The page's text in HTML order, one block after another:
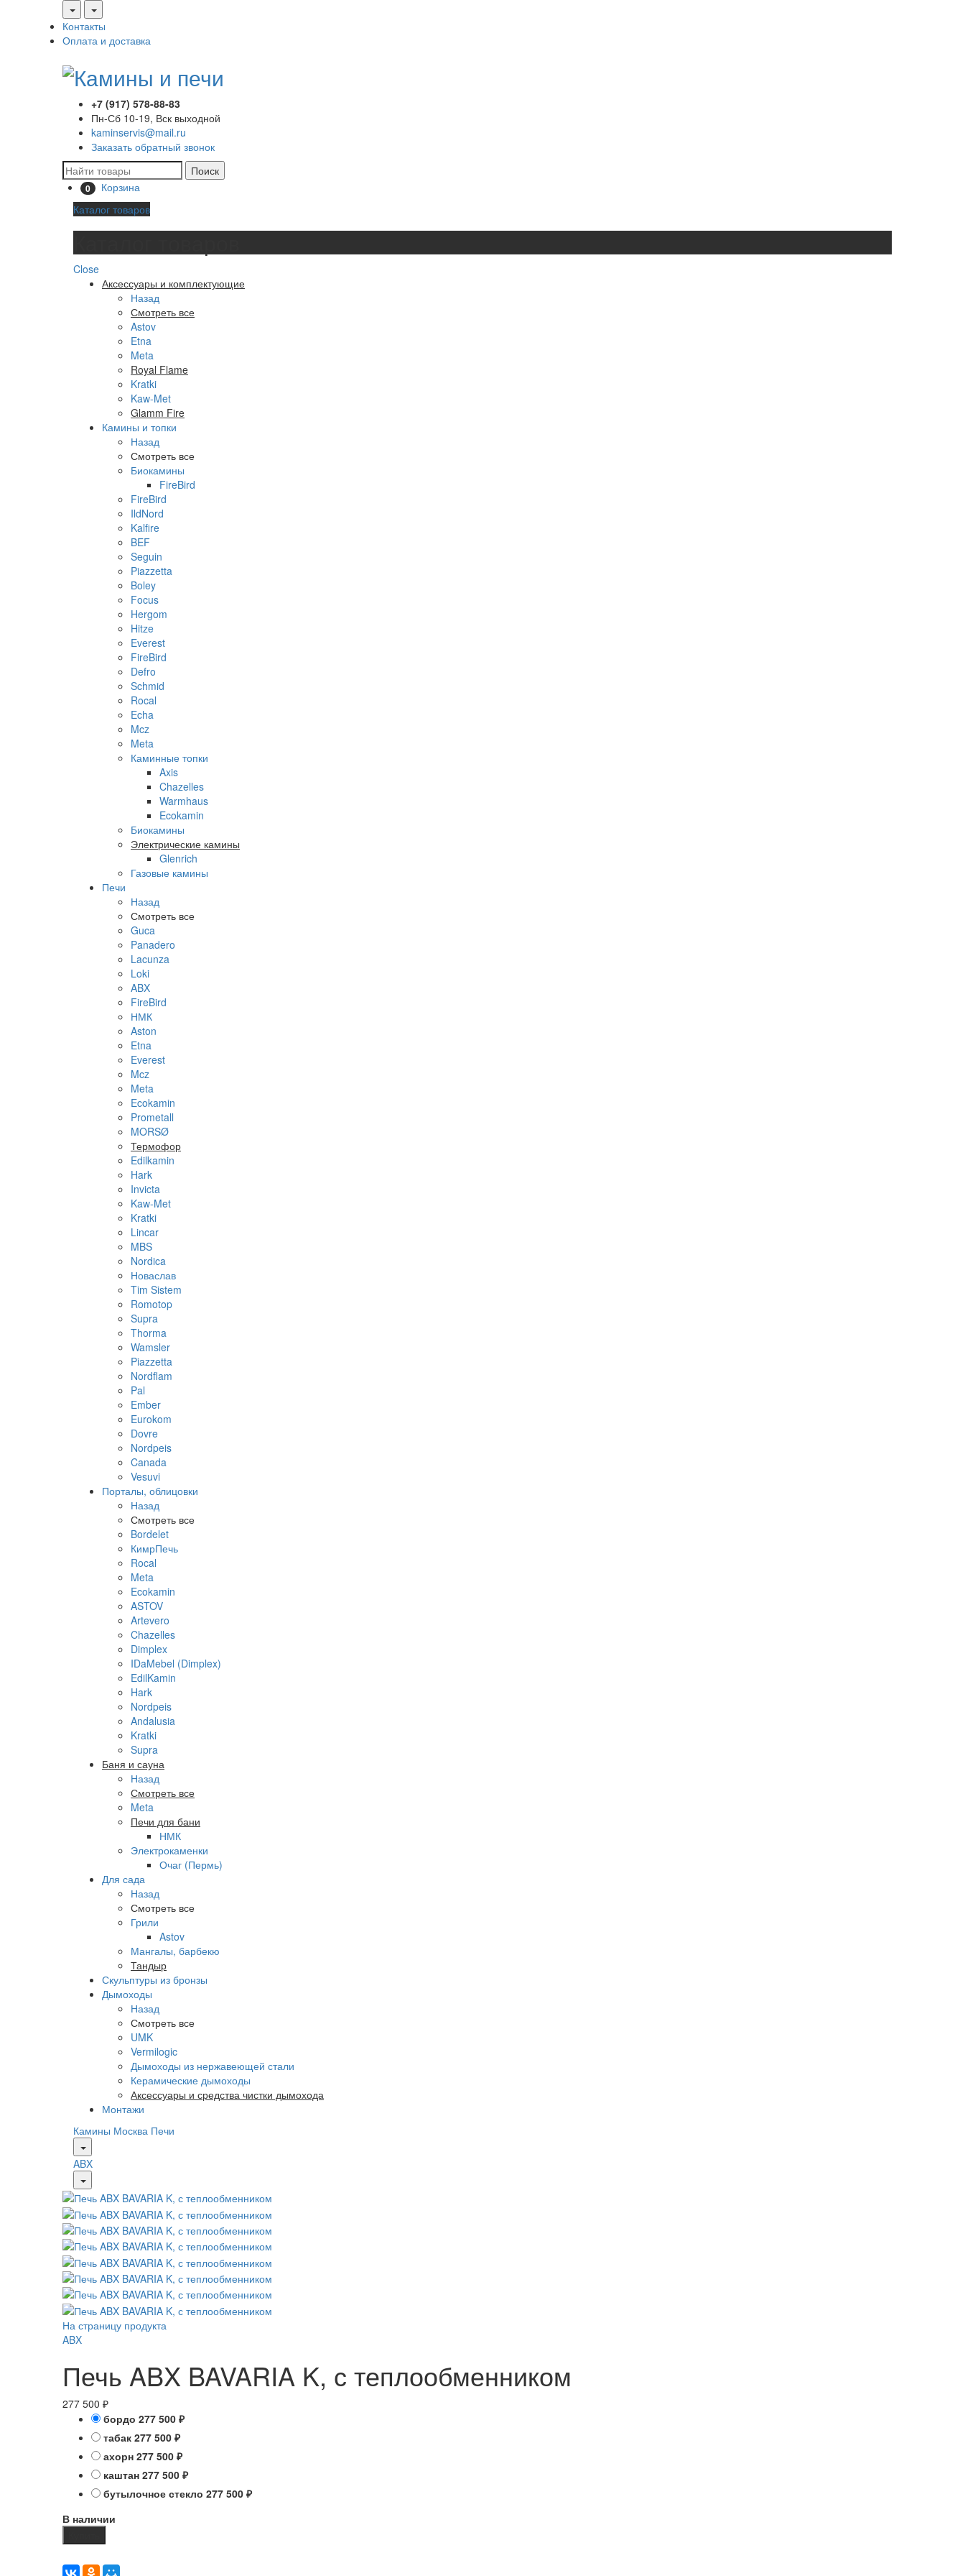
Контакты
Оплата и доставка
+7 (917) 578-88-83
Пн-Сб 10-19, Вск выходной
kaminservis@mail.ru
Заказать обратный звонок
Поиск
0
Корзина
Каталог товаров
Close
Аксессуары и комплектующие
Назад
Смотреть все
Astov
Etna
Meta
Royal Flame
Kratki
Kaw-Met
Glamm Fire
Камины и топки
Назад
Смотреть все
Биокамины
FireBird
FireBird
IldNord
Kalfire
BEF
Seguin
Piazzetta
Boley
Focus
Hergom
Hitze
Everest
FireBird
Defro
Schmid
Rocal
Echa
Mcz
Meta
Каминные топки
Axis
Chazelles
Warmhaus
Ecokamin
Биокамины
Электрические камины
Glenrich
Газовые камины
Печи
Назад
Смотреть все
Guca
Panadero
Lacunza
Loki
ABX
FireBird
НМК
Aston
Etna
Everest
Mcz
Meta
Ecokamin
Prometall
MORSØ
Термофор
Edilkamin
Hark
Invicta
Kaw-Met
Kratki
Lincar
MBS
Nordica
Новаслав
Tim Sistem
Romotop
Supra
Thorma
Wamsler
Piazzetta
Nordflam
Pal
Ember
Eurokom
Dovre
Nordpeis
Canada
Vesuvi
Порталы, облицовки
Назад
Смотреть все
Bordelet
КимрПечь
Rocal
Meta
Ecokamin
ASTOV
Artevero
Chazelles
Dimplex
IDaMebel (Dimplex)
EdilKamin
Hark
Nordpeis
Andalusia
Kratki
Supra
Баня и сауна
Назад
Смотреть все
Meta
Печи для бани
НМК
Электрокаменки
Очаг (Пермь)
Для сада
Назад
Смотреть все
Грили
Astov
Мангалы, барбекю
Тандыр
Скульптуры из бронзы
Дымоходы
Назад
Смотреть все
UMK
Vermilogic
Дымоходы из нержавеющей стали
Керамические дымоходы
Аксессуары и средства чистки дымохода
Монтажи
Камины Москва Печи
ABX
На страницу продукта
ABX
Печь ABX BAVARIA K, с теплообменником
277 500 ₽
бордо 277 500 ₽
табак 277 500 ₽
ахорн 277 500 ₽
каштан 277 500 ₽
бутылочное стекло 277 500 ₽
В наличии